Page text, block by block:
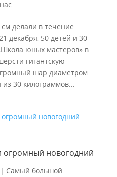
делали в течение
декабря, 50 детей и 30
юных мастеров» в
гигантскую
шар диаметром
из 30 килограммов...
огромный новогодний
Самый большой